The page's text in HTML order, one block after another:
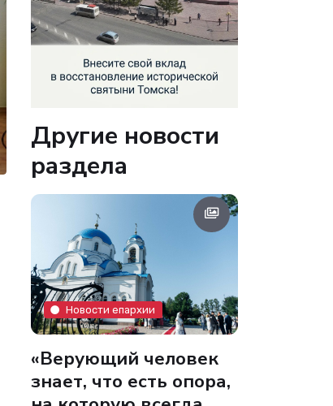
Другие новости
раздела
Новости епархии
«Верующий человек
знает, что есть опора,